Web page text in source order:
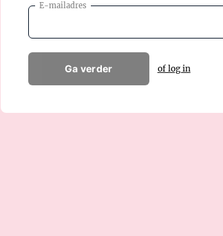
E-mailadres
Ga verder of log in